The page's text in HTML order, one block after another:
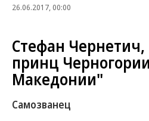
26.06.2017, 00:00
Стефан
принц
Македонии"
Самозванец